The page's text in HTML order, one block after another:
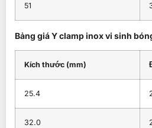
51
Bảng giá Y clamp inox vi sinh
Kích thước (mm)
25.4
32.0